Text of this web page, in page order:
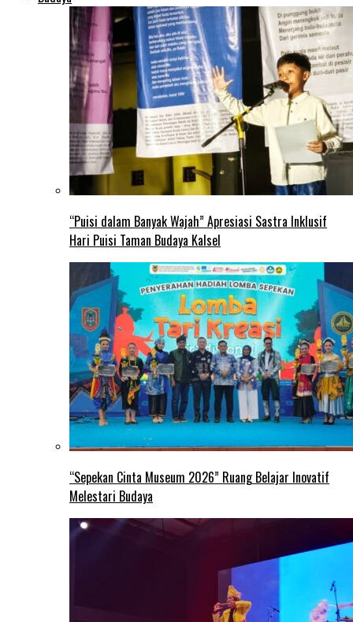
“Puisi dalam Banyak Wajah” Apresiasi Sastra Inklusif
Hari Puisi Taman Budaya Kalsel
“Sepekan Cinta Museum 2026” Ruang Belajar Inovatif
Melestari Budaya